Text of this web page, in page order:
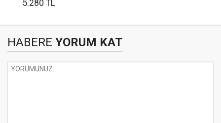
5.280 TL
HABERE YORUM KAT